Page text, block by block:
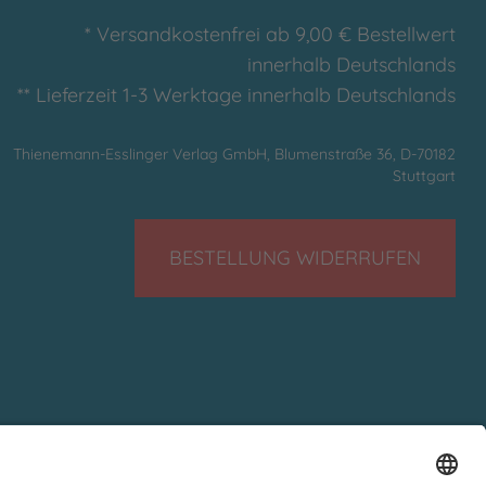
* Versandkostenfrei ab 9,00 € Bestellwert
innerhalb Deutschlands
** Lieferzeit 1-3 Werktage innerhalb Deutschlands
Thienemann-Esslinger Verlag GmbH, Blumenstraße 36, D-70182
Stuttgart
BESTELLUNG WIDERRUFEN